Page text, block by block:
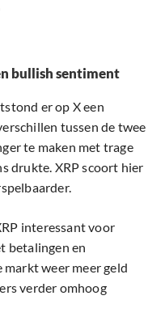
bullish sentiment
er op X een
tussen de twee
te maken met trage
drukte. XRP scoort hier
interessant voor
betalingen en
weer meer geld
verder omhoog